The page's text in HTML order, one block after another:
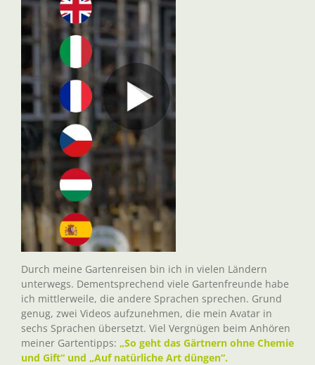
Durch meine Gartenreisen bin ich in vielen Ländern
unterwegs. Dementsprechend viele Gartenfreunde habe
ich mittlerweile, die andere Sprachen sprechen. Grund
genug, zwei Videos aufzunehmen, die mein Avatar in
sechs Sprachen übersetzt. Viel Vergnügen beim Anhören
meiner Gartentipps: „So geht das Gärtnern ohne Chemie
und Gift“ und „Auf natürliche Art düngen“.